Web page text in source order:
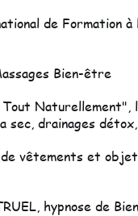
de Formation à
Bien-être
Naturellement",
sec, drainages
vêtements et
hypnose de